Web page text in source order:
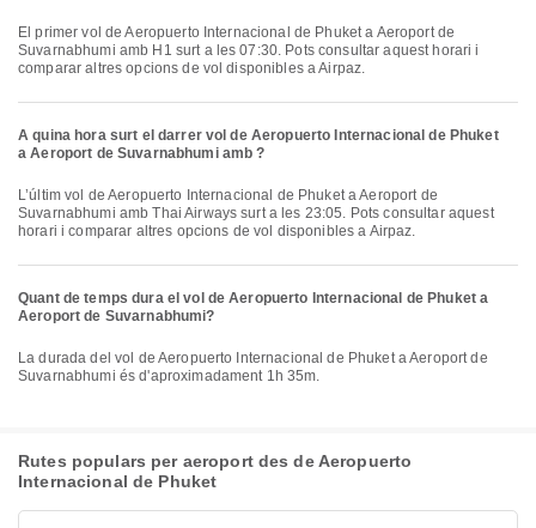
El primer vol de Aeropuerto Internacional de Phuket a Aeroport de
Suvarnabhumi amb H1 surt a les 07:30. Pots consultar aquest horari i
comparar altres opcions de vol disponibles a Airpaz.
A quina hora surt el darrer vol de Aeropuerto Internacional de Phuket
a Aeroport de Suvarnabhumi amb ?
L’últim vol de Aeropuerto Internacional de Phuket a Aeroport de
Suvarnabhumi amb Thai Airways surt a les 23:05. Pots consultar aquest
horari i comparar altres opcions de vol disponibles a Airpaz.
Quant de temps dura el vol de Aeropuerto Internacional de Phuket a
Aeroport de Suvarnabhumi?
La durada del vol de Aeropuerto Internacional de Phuket a Aeroport de
Suvarnabhumi és d'aproximadament 1h 35m.
Rutes populars per aeroport des de Aeropuerto
Internacional de Phuket